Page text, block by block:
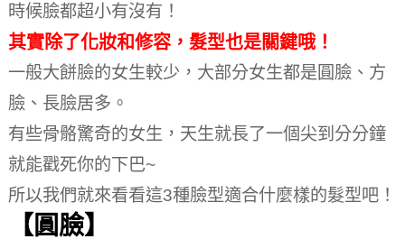
時候臉都超小有沒有！
其實除了化妝和修容，髮型也是關鍵哦！
一般大餅臉的女生較少，大部分女生都是圓臉、方
臉、長臉居多。
有些骨骼驚奇的女生，天生就長了一個尖到分分鐘
就能戳死你的下巴~
所以我們就來看看這3種臉型適合什麼樣的髮型吧！
【圓臉】